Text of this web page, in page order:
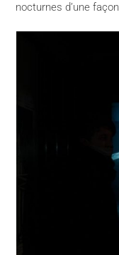
nocturnes d’une